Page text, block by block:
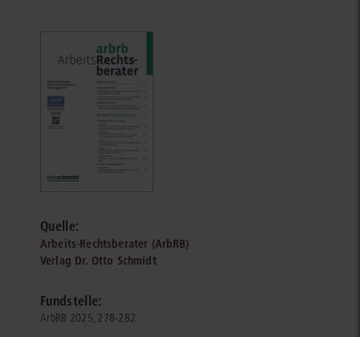
Quelle:
Arbeits-Rechtsberater (ArbRB)
Verlag Dr. Otto Schmidt
Fundstelle:
ArbRB 2025, 278-282